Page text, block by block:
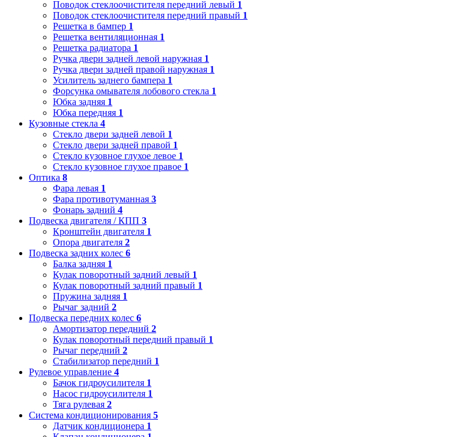
Поводок стеклоочистителя передний левый 1
Поводок стеклоочистителя передний правый 1
Решетка в бампер 1
Решетка вентиляционная 1
Решетка радиатора 1
Ручка двери задней левой наружная 1
Ручка двери задней правой наружная 1
Усилитель заднего бампера 1
Форсунка омывателя лобового стекла 1
Юбка задняя 1
Юбка передняя 1
Кузовные стекла 4
Стекло двери задней левой 1
Стекло двери задней правой 1
Стекло кузовное глухое левое 1
Стекло кузовное глухое правое 1
Оптика 8
Фара левая 1
Фара противотуманная 3
Фонарь задний 4
Подвеска двигателя / КПП 3
Кронштейн двигателя 1
Опора двигателя 2
Подвеска задних колес 6
Балка задняя 1
Кулак поворотный задний левый 1
Кулак поворотный задний правый 1
Пружина задняя 1
Рычаг задний 2
Подвеска передних колес 6
Амортизатор передний 2
Кулак поворотный передний правый 1
Рычаг передний 2
Стабилизатор передний 1
Рулевое управление 4
Бачок гидроусилителя 1
Насос гидроусилителя 1
Тяга рулевая 2
Система кондиционирования 5
Датчик кондиционера 1